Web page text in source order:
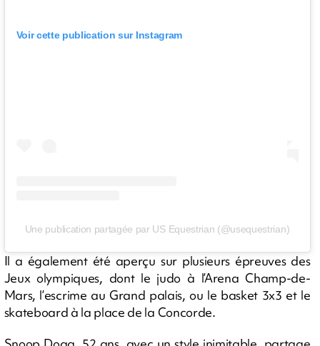
Voir cette publication sur Instagram
Une publication partagée par US Equestrian (@usequestrian)
Il a également été aperçu sur plusieurs épreuves des
Jeux olympiques, dont le judo à l’Arena Champ-de-
Mars, l’escrime au Grand palais, ou le basket 3x3 et le
skateboard à la place de la Concorde.